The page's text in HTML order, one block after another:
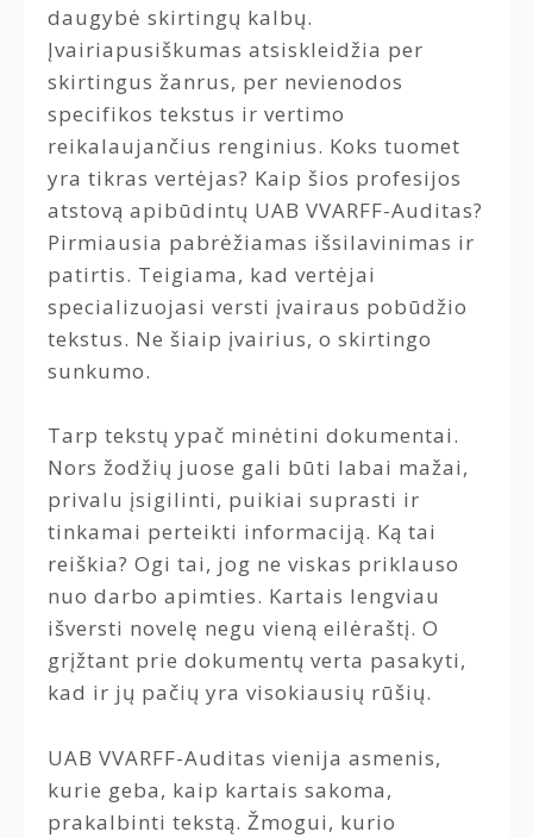
daugybė skirtingų kalbų.
Įvairiapusiškumas atsiskleidžia per
skirtingus žanrus, per nevienodos
specifikos tekstus ir vertimo
reikalaujančius renginius. Koks tuomet
yra tikras vertėjas? Kaip šios profesijos
atstovą apibūdintų UAB VVARFF-Auditas?
Pirmiausia pabrėžiamas išsilavinimas ir
patirtis. Teigiama, kad vertėjai
specializuojasi versti įvairaus pobūdžio
tekstus. Ne šiaip įvairius, o skirtingo
sunkumo.
Tarp tekstų ypač minėtini dokumentai.
Nors žodžių juose gali būti labai mažai,
privalu įsigilinti, puikiai suprasti ir
tinkamai perteikti informaciją. Ką tai
reiškia? Ogi tai, jog ne viskas priklauso
nuo darbo apimties. Kartais lengviau
išversti novelę negu vieną eilėraštį. O
grįžtant prie dokumentų verta pasakyti,
kad ir jų pačių yra visokiausių rūšių.
UAB VVARFF-Auditas vienija asmenis,
kurie geba, kaip kartais sakoma,
prakalbinti tekstą. Žmogui, kurio